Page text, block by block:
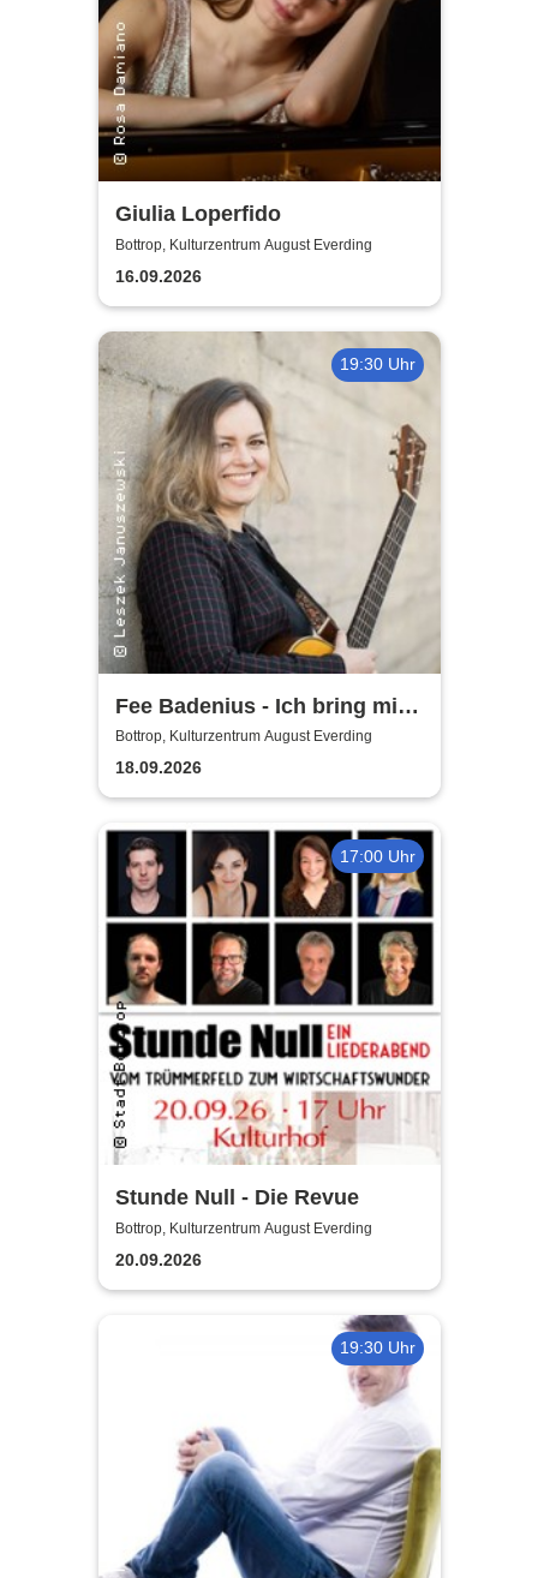
Giulia Loperfido
Bottrop, Kulturzentrum August Everding
16.09.2026
19:30 Uhr
Fee Badenius - Ich bring mich
ganz groß raus
Bottrop, Kulturzentrum August Everding
18.09.2026
17:00 Uhr
Stunde Null - Die Revue
Bottrop, Kulturzentrum August Everding
20.09.2026
19:30 Uhr